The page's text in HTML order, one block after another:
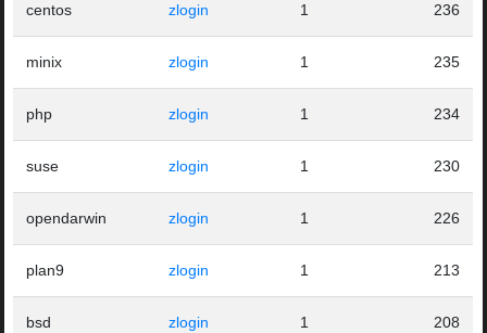
centos zlogin 1 236
minix zlogin 1 235
php zlogin 1 234
suse zlogin 1 230
opendarwin zlogin 1 226
plan9 zlogin 1 213
bsd zlogin 1 208